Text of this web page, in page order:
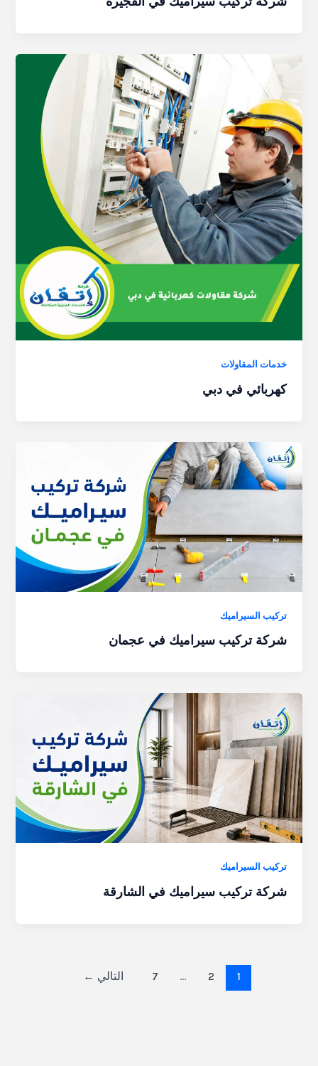
خدمات المقاولات
كهربائي في دبي
تركيب السيراميك
شركة تركيب سيراميك في عجمان
تركيب السيراميك
شركة تركيب سيراميك في الشارقة
1
2
…
7 التالي ←